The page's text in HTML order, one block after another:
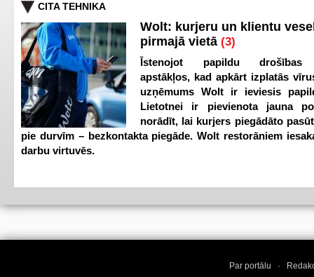
CITA TEHNIKA
Wolt: kurjeru un klientu
pirmajā vietā (3)
Īstenojot papildu drošības
apstākļos, kad apkārt izplatās
uzņēmums Wolt ir ieviesis
Lietotnei ir pievienota jauna
norādīt, lai kurjers piegādāto
pie durvīm – bezkontakta piegāde. Wolt restorāniem
darbu virtuvēs.
Par portālu ·